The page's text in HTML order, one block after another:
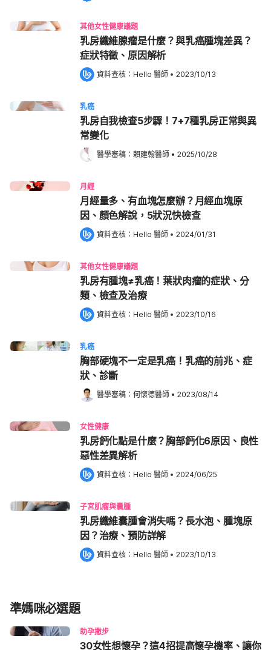
其他女性健康議題
乳房纖維腺瘤是什麼？與乳癌腫塊差異？
症狀特徵、原因解析
資料查核： Hello 醫師 • 2023/10/13
乳癌
乳房自我檢查5步驟！7+7種乳房正常與異
常變化
醫學審稿： 賴建翰醫師 • 2025/10/28
月經
月經量多、有血塊怎麼辦？月經血塊原
因、顏色解說，5狀況快檢查
資料查核： Hello 醫師 • 2024/01/31
其他女性健康議題
乳房有腫塊≠乳癌！葉狀肉瘤的症狀、分
類、檢查及治療
資料查核： Hello 醫師 • 2023/10/16
乳癌
胸部硬塊不一定是乳癌！乳癌的前兆、症
狀、診斷
醫學審稿： 何懷德醫師 • 2023/08/14
女性健康
乳房鈣化點是什麼？胸部鈣化6原因、良性
惡性差異解析
資料查核： Hello 醫師 • 2024/06/25
子宮肌瘤與囊腫
乳房纖維囊腫會消失嗎？長水泡、腫塊原
因？治療、預防詳解
資料查核： Hello 醫師 • 2023/10/13
準媽咪必選題
助孕撇步
30女性想懷孕？這4招提高懷孕機率、讓你